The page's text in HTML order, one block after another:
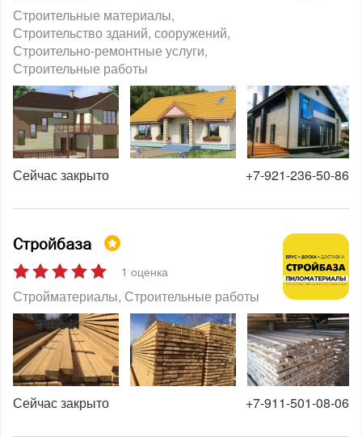
Строительные материалы
Строительство зданий, сооружений
Строительно-ремонтные услуги
Строительные работы
Сейчас закрыто +7-921-236-50-86
Стройбаза
1 оценка
Стройматериалы Строительные работы
Сейчас закрыто +7-911-501-08-06